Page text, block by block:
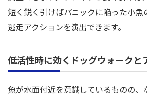
短く鋭く引けばパニックに陥った小魚
逃走アクションを演出できます。
低活性時に効くドッグウォークと
魚が水面付近を意識しているものの、